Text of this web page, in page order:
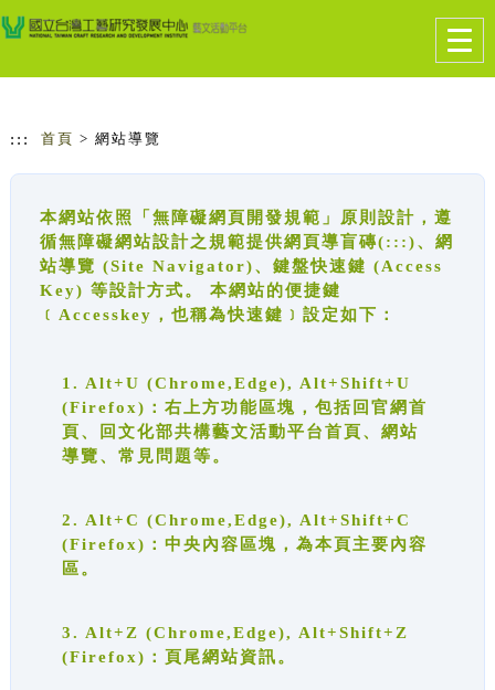
跳到主要內容
網站導覽
::: 首頁 > 網站導覽
本網站依照「無障礙網頁開發規範」原則設計，遵
循無障礙網站設計之規範提供網頁導盲磚(:::)、網
站導覽 (Site Navigator)、鍵盤快速鍵 (Access
Key) 等設計方式。 本網站的便捷鍵
﹝Accesskey，也稱為快速鍵﹞設定如下：
1. Alt+U (Chrome,Edge), Alt+Shift+U
(Firefox)：右上方功能區塊，包括回官網首
頁、回文化部共構藝文活動平台首頁、網站
導覽、常見問題等。
2. Alt+C (Chrome,Edge), Alt+Shift+C
(Firefox)：中央內容區塊，為本頁主要內容
區。
3. Alt+Z (Chrome,Edge), Alt+Shift+Z
(Firefox)：頁尾網站資訊。